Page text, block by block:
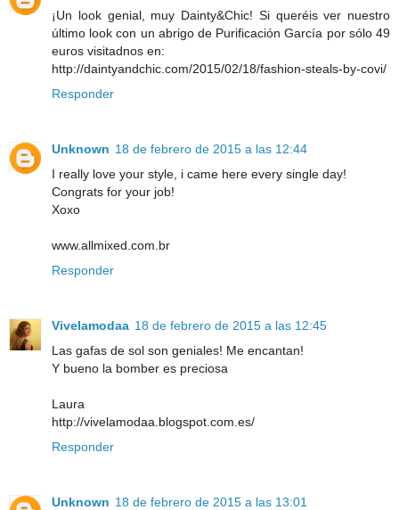
¡Un look genial, muy Dainty&Chic! Si queréis ver nuestro
último look con un abrigo de Purificación García por sólo 49
euros visitadnos en:
http://daintyandchic.com/2015/02/18/fashion-steals-by-covi/
Responder
Unknown 18 de febrero de 2015 a las 12:44
I really love your style, i came here every single day!
Congrats for your job!
Xoxo
www.allmixed.com.br
Responder
Vivelamodaa 18 de febrero de 2015 a las 12:45
Las gafas de sol son geniales! Me encantan!
Y bueno la bomber es preciosa
Laura
http://vivelamodaa.blogspot.com.es/
Responder
Unknown 18 de febrero de 2015 a las 13:01